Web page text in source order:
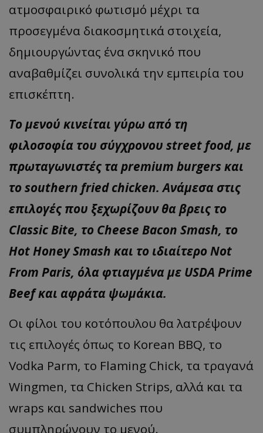
ατμοσφαιρικό φωτισμό μέχρι τα
προσεγμένα διακοσμητικά στοιχεία,
δημιουργώντας ένα σκηνικό που
αναβαθμίζει συνολικά την εμπειρία του
επισκέπτη.
Το μενού κινείται γύρω από τη
φιλοσοφία του σύγχρονου street food, με
πρωταγωνιστές τα premium burgers και
το southern fried chicken. Ανάμεσα στις
επιλογές που ξεχωρίζουν θα βρεις το
Classic Bite, το Cheese Bacon Smash, το
Hot Honey Smash και το ιδιαίτερο Not
From Paris, όλα φτιαγμένα με USDA Prime
Beef και αφράτα ψωμάκια.
Οι φίλοι του κοτόπουλου θα λατρέψουν
τις επιλογές όπως το Korean BBQ, το
Vodka Parm, το Flaming Chick, τα τραγανά
Wingmen, τα Chicken Strips, αλλά και τα
wraps και sandwiches που
συμπληρώνουν το μενού.